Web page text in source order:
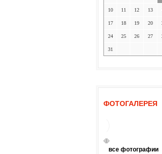
10 11 12 13
17 18 19 20
24 25 26 27
31
ФОТОГАЛЕРЕЯ
все фотографии